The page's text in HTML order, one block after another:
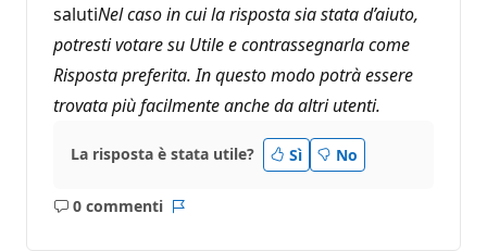
salutiNel caso in cui la risposta sia stata d’aiuto,
potresti votare su Utile e contrassegnarla come
Risposta preferita. In questo modo potrà essere
trovata più facilmente anche da altri utenti.
La risposta è stata utile? Sì No
0 commenti
Nessun